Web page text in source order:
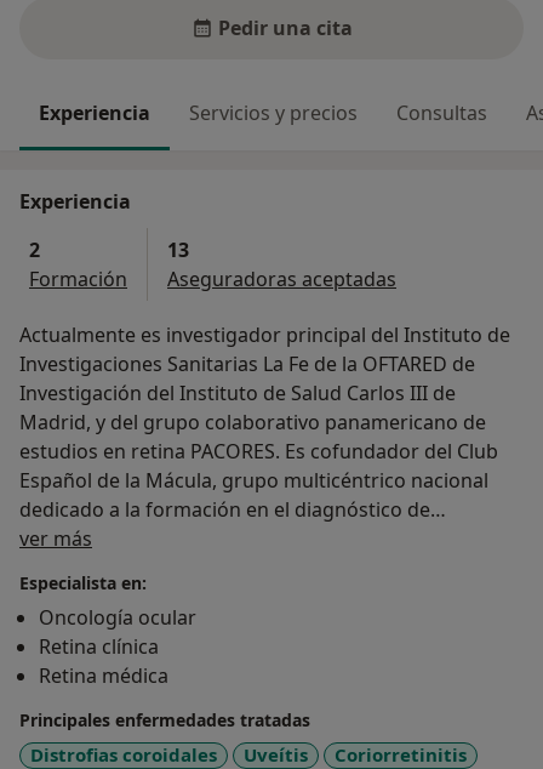
Pedir una cita
Experiencia Servicios y precios Consultas
Experiencia
2
Formación
13
Aseguradoras aceptadas
Actualmente es investigador principal del Instituto de
Investigaciones Sanitarias La Fe de la OFTARED de
Investigación del Instituto de Salud Carlos III de
Madrid, y del grupo colaborativo panamericano de
estudios en retina PACORES. Es cofundador del Club
Español de la Mácula, grupo multicéntrico nacional
dedicado a la formación en el diagnóstico de
enfermedad de la retina. Asimismo, es revisor de
la Sociedad Español de Oftalmología y de BMC
Ophthalmology.
Publicaciones
Autor de más de 150 artículos científicos en revistas
nacionales e internacionales y más de 200 capítulos de
libros de oftalmología, habiendo editado varias obras.
ver más
Especialista en:
Oncología ocular
Retina clínica
Retina médica
Principales enfermedades tratadas
Distrofias coroidales Uveítis
Coriorretinitis